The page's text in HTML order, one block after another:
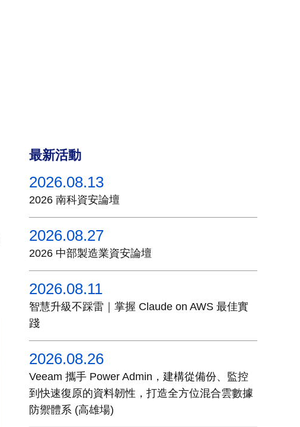
最新活動
2026.08.13
2026 南科資安論壇
2026.08.27
2026 中部製造業資安論壇
2026.08.11
智慧升級不踩雷｜掌握 Claude on AWS 最佳實
踐
2026.08.26
Veeam 攜手 Power Admin，建構從備份、監控
到快速復原的資料韌性，打造全方位混合雲數據
防禦體系 (高雄場)